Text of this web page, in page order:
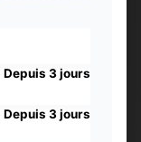
Depuis 3 jours
Depuis 3 jours